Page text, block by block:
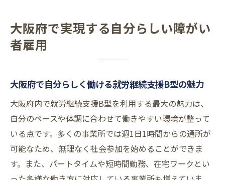
大阪府で実現する自分らしい障がい
者雇用
大阪府で自分らしく働ける就労継続支援B型の魅力
大阪府内で就労継続支援B型を利用する最大の魅力は、
自分のペースや体調に合わせて働きやすい環境が整って
いる点です。多くの事業所では週1日1時間からの通所が
可能なため、無理なく社会参加を始めることができま
す。また、パートタイムや短時間勤務、在宅ワークとい